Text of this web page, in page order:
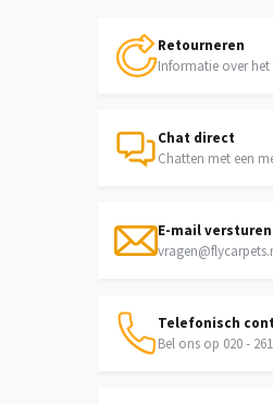
Retourneren
Informatie over het
Chat direct
Chatten met een
E-mail versturen
Telefonisch
Bel ons op 020 -